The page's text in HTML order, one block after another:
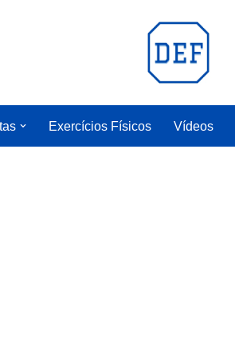
Exercícios Físicos Vídeos